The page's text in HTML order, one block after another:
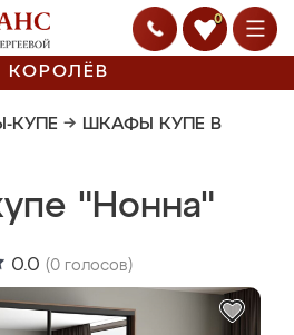
0
КОРОЛЁВ
КУПЕ → ШКАФЫ КУПЕ В
"Нонна"
0.0 (0 голосов)